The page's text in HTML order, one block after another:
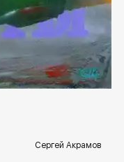
spb.rakovgallery.ru
Сергей Акрамов